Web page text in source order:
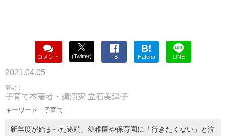
コメント (Twitter) FB
B!
Hatena LINE
2021.04.05
著者 :
子育て本著者・講演家 立石美津子
キーワード : 子育て
新年度が始まった途端、幼稚園や保育園に「行きたくない」と泣